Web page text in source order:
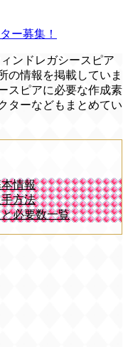
ー募集！
ンドレガシースピア
の情報を掲載していま
スピアに必要な作成素
ターなどもまとめてい
情報
方法
必要数一覧